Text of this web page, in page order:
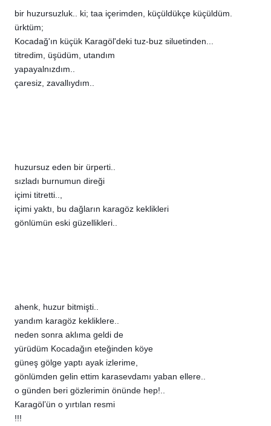
bir huzursuzluk.. ki; taa içerimden, küçüldükçe küçüldüm.
ürktüm;
Kocadağ'ın küçük Karagöl'deki tuz-buz siluetinden...
titredim, üşüdüm, utandım
yapayalnızdım..
çaresiz, zavallıydım..
huzursuz eden bir ürperti..
sızladı burnumun direği
içimi titretti..,
içimi yaktı, bu dağların karagöz keklikleri
gönlümün eski güzellikleri..
ahenk, huzur bitmişti..
yandım karagöz kekliklere..
neden sonra aklıma geldi de
yürüdüm Kocadağın eteğinden köye
güneş gölge yaptı ayak izlerime,
gönlümden gelin ettim karasevdamı yaban ellere..
o günden beri gözlerimin önünde hep!..
Karagöl’ün o yırtılan resmi
!!!